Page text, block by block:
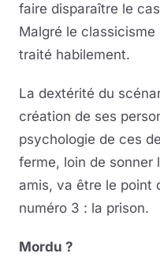
faire disparaître le
Malgré le
traité habilement.
La dextérité du
création de ses
psychologie de ces
ferme, loin de sonner
amis, va être le point
numéro 3 : la prison.
Mordu ?